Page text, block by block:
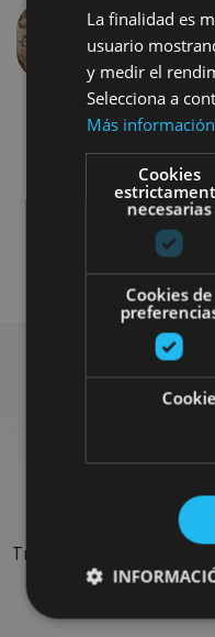
Précédent
Trouvez des sorties et
séjour en Navarre :
La finalidad es
usuario
y medir el
Selecciona a
Más información
Cookies
necesarias
Cookies de